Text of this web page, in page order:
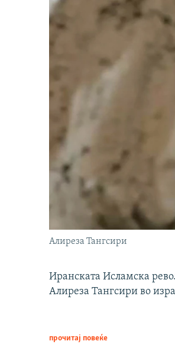
Алиреза Тангсири
Иранската Исламска
Алиреза Тангсири во
прочитај повеќе